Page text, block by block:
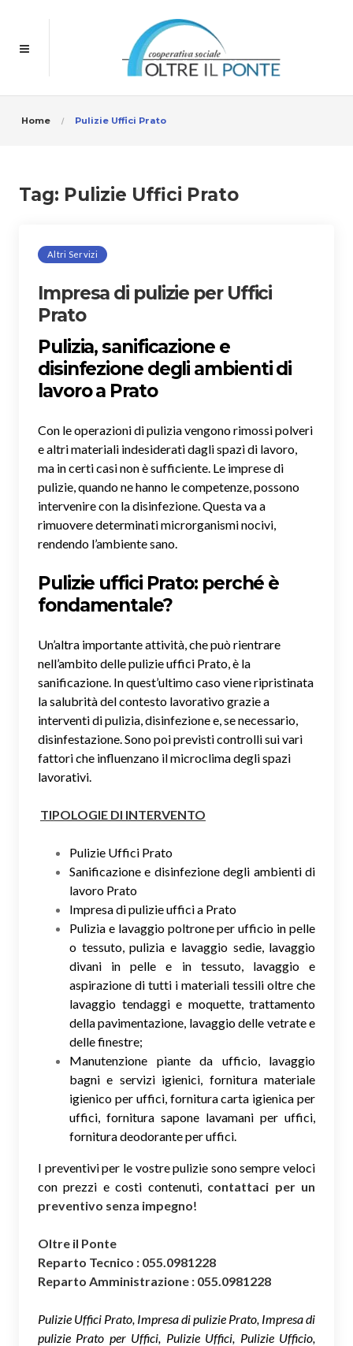
Home Pulizie Uffici Prato
Tag: Pulizie Uffici Prato
Altri Servizi
Impresa di pulizie per Uffici
Prato
Pulizia, sanificazione e
disinfezione degli ambienti di
lavoro a Prato
Con le operazioni di pulizia vengono rimossi polveri
e altri materiali indesiderati dagli spazi di lavoro,
ma in certi casi non è sufficiente. Le imprese di
pulizie, quando ne hanno le competenze, possono
intervenire con la disinfezione. Questa va a
rimuovere determinati microrganismi nocivi,
rendendo l’ambiente sano.
Pulizie uffici Prato: perché è
fondamentale?
Un’altra importante attività, che può rientrare
nell’ambito delle pulizie uffici Prato, è la
sanificazione. In quest’ultimo caso viene ripristinata
la salubrità del contesto lavorativo grazie a
interventi di pulizia, disinfezione e, se necessario,
disinfestazione. Sono poi previsti controlli sui vari
fattori che influenzano il microclima degli spazi
lavorativi.
TIPOLOGIE DI INTERVENTO
Pulizie Uffici Prato
Sanificazione e disinfezione degli ambienti di
lavoro Prato
Impresa di pulizie uffici a Prato
Pulizia e lavaggio poltrone per ufficio in pelle
o tessuto, pulizia e lavaggio sedie, lavaggio
divani in pelle e in tessuto, lavaggio e
aspirazione di tutti i materiali tessili oltre che
lavaggio tendaggi e moquette, trattamento
della pavimentazione, lavaggio delle vetrate e
delle finestre;
Manutenzione piante da ufficio, lavaggio
bagni e servizi igienici, fornitura materiale
igienico per uffici, fornitura carta igienica per
uffici, fornitura sapone lavamani per uffici,
fornitura deodorante per uffici.
I preventivi per le vostre pulizie sono sempre veloci
con prezzi e costi contenuti, contattaci per un
preventivo senza impegno!
Oltre il Ponte
Reparto Tecnico : 055.0981228
Reparto Amministrazione : 055.0981228
Pulizie Uffici Prato, Impresa di pulizie Prato, Impresa di
pulizie Prato per Uffici, Pulizie Uffici, Pulizie Ufficio,